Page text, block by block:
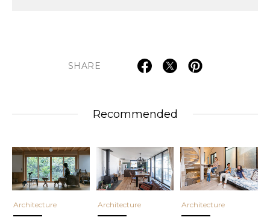
SHARE
Recommended
Architecture Architecture Architecture